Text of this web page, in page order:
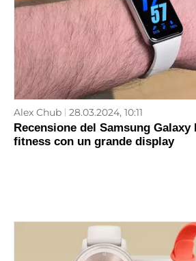
Alex Chub 28.03.2024, 10:11
Recensione del Samsung
fitness con un grande display